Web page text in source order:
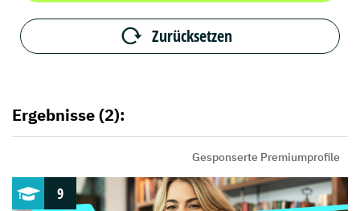
Zurücksetzen
Ergebnisse (2):
Gesponserte Premiumprofile
9